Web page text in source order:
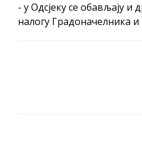
- у Одсјеку се обављају и
налогу Градоначелника